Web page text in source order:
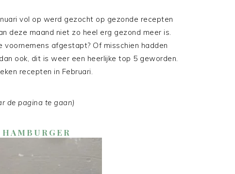
vol op werd gezocht op gezonde recepten
deze maand niet zo heel erg gezond meer is.
afgestapt? Of misschien hadden
ook, dit is weer een heerlijke top 5 geworden.
recepten in Februari.
de pagina te gaan)